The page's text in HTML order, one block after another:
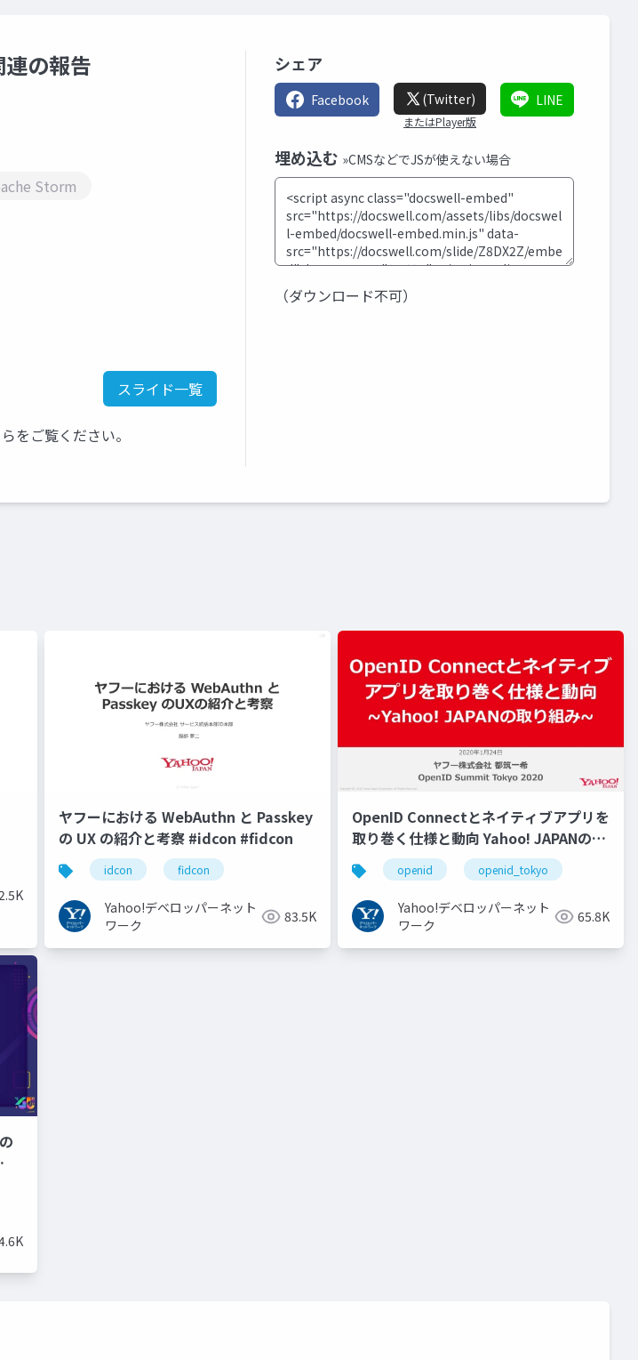
の報告
Storm
スライド一覧
をご覧ください。
シェア
Facebook (Twitter)
またはPlayer版
LINE
埋め込む »CMSなどでJSが使えない場合
（ダウンロード不可）
ヤフーにおける WebAuthn と Passkey
の UX の紹介と考察 #idcon #fidcon
idcon fidcon
Yahoo!デベロッパーネット
ワーク
83.5K
OpenID Connectとネイティブアプリを
取り巻く仕様と動向 Yahoo! JAPANの取
り組み #openid #openid_tokyo
openid openid_tokyo
Yahoo!デベロッパーネット
ワーク
65.8K